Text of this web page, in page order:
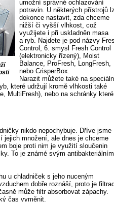
umožní správné ochlazování
potravin. U některých přístrojů
dokonce nastavit, zda chceme
nižší či vyšší vlhkost, což
využijete i při uskladněn masa
a ryb. Najdete je pod názvy
Control, 6. smysl Fresh Control
(elektronicky řízený), Moist
Balance, ProFresh, LongFresh,
nebo CrisperBox.
Narazit můžete také na
které udržují kromě vlhkosti také
MultiFresh), nebo na schránky které
nikdo nepochybuje. Dříve jsme
množení, ale dnes je chceme
boje proti nim je využití sloučenin
To je známé svým antibakteriálním
u chladniček s jeho nuceným
dobře roznáší, proto je
může filtr absorbovat zápachy.
čas vyměnit.